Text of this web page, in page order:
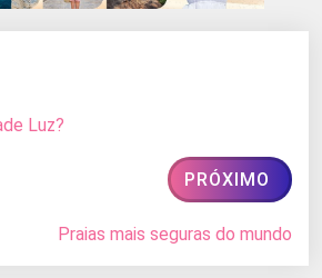
Luz?
PRÓXIMO
Praias mais seguras do mundo